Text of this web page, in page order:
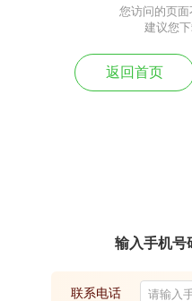
您访问的页
建议您
返回首页
输入手机号
联系电话